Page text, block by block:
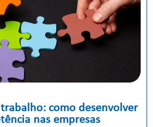
como desenvolver
nas empresas